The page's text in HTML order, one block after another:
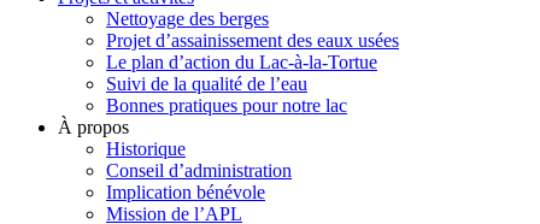
Nettoyage des berges
Projet d’assainissement des eaux usées
Le plan d’action du Lac-à-la-Tortue
Suivi de la qualité de l’eau
Bonnes pratiques pour notre lac
À propos
Historique
Conseil d’administration
Implication bénévole
Mission de l’APL